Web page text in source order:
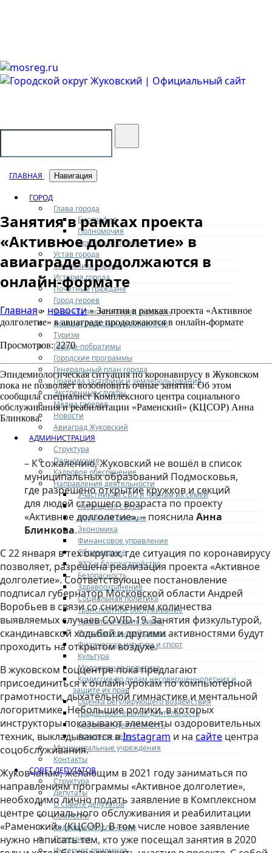
ГЛАВНАЯ Навигация
ГОРОД
Глава города
Биография
Полномочия
Доклады и отчеты
Устав города
Символика города
История города
Почетные граждане
Город героев
Знак «За заслуги перед городом»
Афиша городских мероприятий
Туризм
Города-побратимы
Городские программы
Генеральный план города
Правила застройки и землепользования
Экстренные службы
Медиа галерея
Новости
Авиаград Жуковский
АДМИНИСТРАЦИЯ
Структура
Полномочия
Кадровое обеспечение
Направления деятельности
Участникам СВО и членам их семей
Жилищная сфера
Наружная реклама
Экономика
Финансовое управление
Образование
ЖКХ и благоустройство
Безопасность
Здравоохранение
Социальная политика
Транспортное обслуживание
Технологические схемы
Потребительский рынок
Физическая культура и спорт
Культура
Молодежная политика
Комиссия по делам несовершеннолетних и
защите их прав
Оценка регулирующего воздействия
Градостроительная деятельность
Дорожная деятельность
Архивное дело
Муниципальные учреждения
Контакты
СОВЕТ ДЕПУТАТОВ
Структура
Депутаты
О Совете депутатов
Комиссии
Кадровое обеспечение
Приемная
Интернет-приемная
Занятия в рамках проекта
«Активное долголетие» в
авиаграде продолжаются в
онлайн-формате
Главная» новости» Занятия в рамках проекта «Активное
долголетие» в авиаграде продолжаются в онлайн-формате
Просмотров: 2270
Эпидемиологическая ситуация по коронавирусу в Жуковском
пока не позволяет возобновить очные занятия. Об этом
сообщила специалист Комплексного центра социального
обслуживания и реабилитации «Раменский» (КЦСОР) Анна
Блинкова.
– К сожалению, Жуковский не вошёл в список
муниципальных образований Подмосковья,
где разрешено открытие кружков и секций
для людей старшего возраста по проекту
«Активное долголетие», – пояснила Анна
Блинкова.
С 22 января в тех округах, где ситуация по коронавирусу
позволяет, разрешена реализация проекта «Активное
долголетие». Соответствующее постановление
подписал губернатор Московской области Андрей
Воробьев в связи со снижением количества
выявляемых случаев COVID-19. Занятия физкультурой,
скандинавской ходьбой и другими активностями будут
проходить на открытом воздухе.
В жуковском соццентре пока предлагают
присоединиться к онлайн-урокам по компьютерной
грамотности, дыхательной гимнастике и ментальной
логоритмике. Небольшие ролики, в которых
инструкторы показывают элементы оздоровительных
техник, выкладываются вInstagram и на сайте центра
соцобслуживания.
Жуковчанам, желающим в 2021 году заниматься по
направлениям программы «Активное долголетие»,
необходимо лично подать заявление в Комплексном
центре социального обслуживания и реабилитации
«Раменский» (КЦСОР). В том числе новое заявление
нужно написать тем, кто уже посещал занятия в 2020